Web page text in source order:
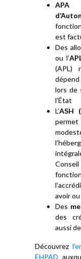
APA
est
Des
ou l’
(APL)
lors de
l’État
L’ASH
permet
avoir
Des
des
aussi
Découvrez
EHPAD